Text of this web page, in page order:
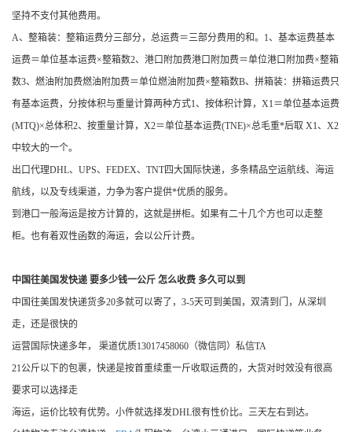
坚持不支付其他费用。
A、整箱装：整箱运费分三部分，总运费＝三部分费用的和。1、基本运费基本
运费＝单位基本运费×整箱数2、港口附加费港口附加费＝单位港口附加费×整箱
数3、燃油附加费燃油附加费＝单位燃油附加费×整箱数B、拼箱装：拼箱运费只
有基本运费，分按体积与重量计算两种方式1、按体积计算，X1＝单位基本运费
(MTQ)×总体积2、按重量计算，X2＝单位基本运费(TNE)×总毛重*后取 X1、X2
中较大的一个。
出口代理DHL、UPS、FEDEX、TNT四大国际快递，多条精品空运航线、海运
航线，以及专线渠道，力争为客户提供*优质的服务。
到港口一般海运是按方计算的，这就是拼柜。如果有二十几个方也可以走整
柜。也有着双性函数的海运，会以公斤计费。
中国往美国发快递 要多少钱一公斤 怎么收费 多久可以到
中国往美国发快递货多20多就可以寄了，3-5天可到美国，双清到门，从深圳
走，还是很快的
运营国际快递多年， 渠道优质13017458060（微信同）私信TA
21公斤以下的包裹，快递是按首重续重一斤收取运费的，大货对时效没有很高
要求可以选择走
海运，运价比较有优势。小件就选择发DHL很有性价比。三天左右到达。